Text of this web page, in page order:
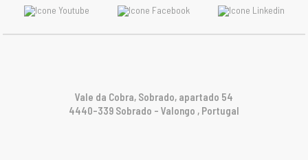
Vale da Cobra, Sobrado, apartado 54
4440-339 Sobrado – Valongo , Portugal